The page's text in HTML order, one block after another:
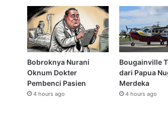
Bobroknya Nurani
Oknum Dokter
Pembenci Pasien
4 hours ago
Bougainville
dari Papua
Merdeka
4 hours ago